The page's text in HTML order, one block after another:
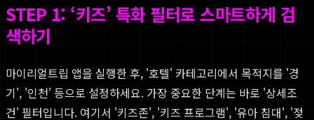
STEP 1: ‘키즈’ 특화 필터로 스마트하게 검
색하기
마이리얼트립 앱을 실행한 후, '호텔' 카테고리에서 목적지를 '경
기', '인천' 등으로 설정하세요. 가장 중요한 단계는 바로 '상세조
건' 필터입니다. 여기서 '키즈존', '키즈 프로그램', '유아 침대', '젖